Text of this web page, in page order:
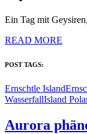
Ein Tag mit
READ MORE
POST TAGS:
Ernschtle Island
WasserfallIsland
Aurora